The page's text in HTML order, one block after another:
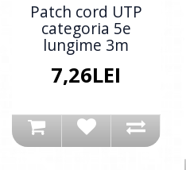
Patch cord UTP
categoria 5e
lungime 3m
7,26LEI